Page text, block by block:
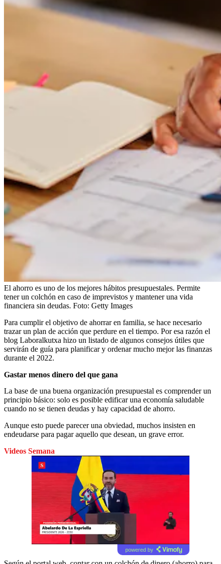
El ahorro es uno de los mejores hábitos presupuestales. Permite
tener un colchón en caso de imprevistos y mantener una vida
financiera sin deudas. Foto: Getty Images
Para cumplir el objetivo de ahorrar en familia, se hace necesario
trazar un plan de acción que perdure en el tiempo. Por esa razón el
blog Laboralkutxa hizo un listado de algunos consejos útiles que
servirán de guía para planificar y ordenar mucho mejor las finanzas
durante el 2022.
Gastar menos dinero del que gana
La base de una buena organización presupuestal es comprender un
principio básico: solo es posible edificar una economía saludable
cuando no se tienen deudas y hay capacidad de ahorro.
Aunque esto puede parecer una obviedad, muchos insisten en
endeudarse para pagar aquello que desean, un grave error.
Videos Semana
powered by